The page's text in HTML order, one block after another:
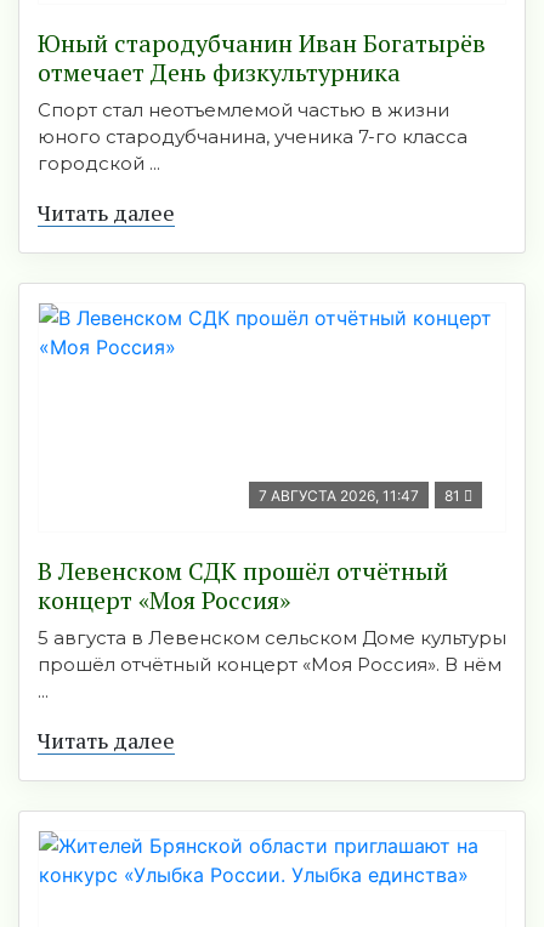
Юный стародубчанин Иван Богатырёв
отмечает День физкультурника
Спорт стал неотъемлемой частью в жизни
юного стародубчанина, ученика 7-го класса
городской ...
Читать далее
7 АВГУСТА 2026, 11:47 81
В Левенском СДК прошёл отчётный
концерт «Моя Россия»
5 августа в Левенском сельском Доме культуры
прошёл отчётный концерт «Моя Россия». В нём
...
Читать далее